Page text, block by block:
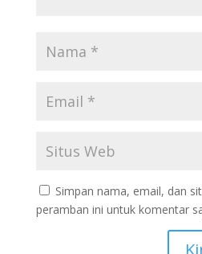
Simpan nama, email, dan
peramban ini untuk komentar